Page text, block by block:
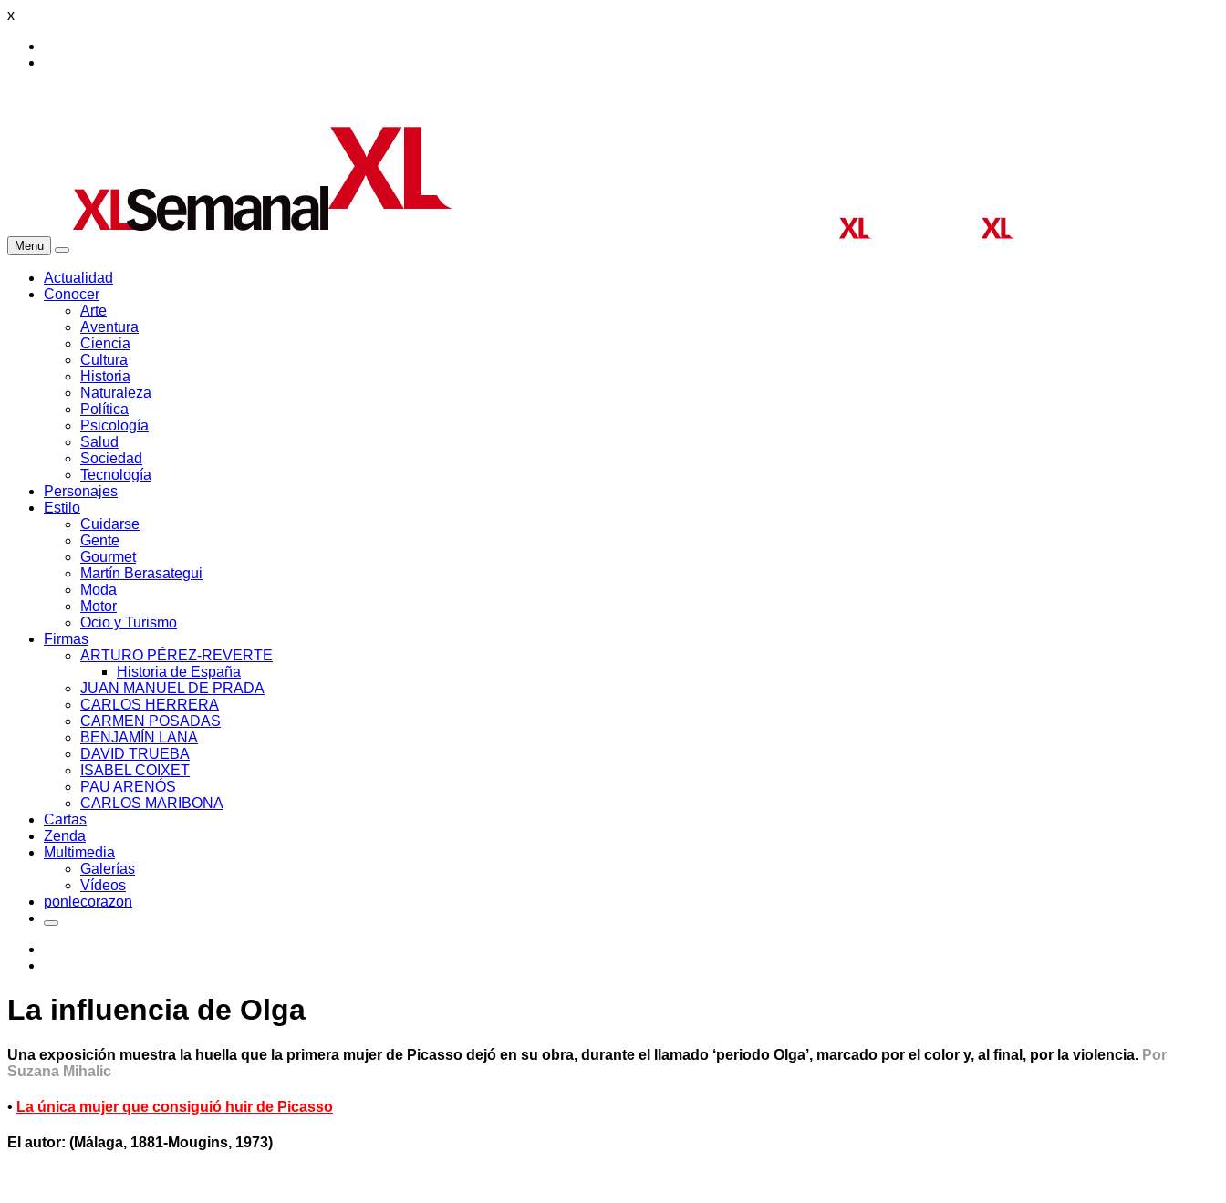
x
Menu
Actualidad
Conocer
Arte
Aventura
Ciencia
Cultura
Historia
Naturaleza
Política
Psicología
Salud
Sociedad
Tecnología
Personajes
Estilo
Cuidarse
Gente
Gourmet
Martín Berasategui
Moda
Motor
Ocio y Turismo
Firmas
ARTURO PÉREZ-REVERTE
Historia de España
JUAN MANUEL DE PRADA
CARLOS HERRERA
CARMEN POSADAS
BENJAMÍN LANA
DAVID TRUEBA
ISABEL COIXET
PAU ARENÓS
CARLOS MARIBONA
Cartas
Zenda
Multimedia
Galerías
Vídeos
ponlecorazon
La influencia de Olga
Una exposición muestra la huella que la primera mujer de Picasso dejó en su obra, durante el llamado ‘periodo Olga’, marcado por el color y, al final, por la violencia. Por
Suzana Mihalic
• La única mujer que consiguió huir de Picasso
El autor: (Málaga, 1881-Mougins, 1973)